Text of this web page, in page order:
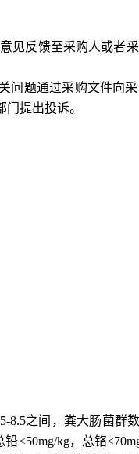
见反馈至采购人或者
问题通过采购文件向
提出投诉。
8.5之间，粪大肠菌群
≤50mg/kg，总铬